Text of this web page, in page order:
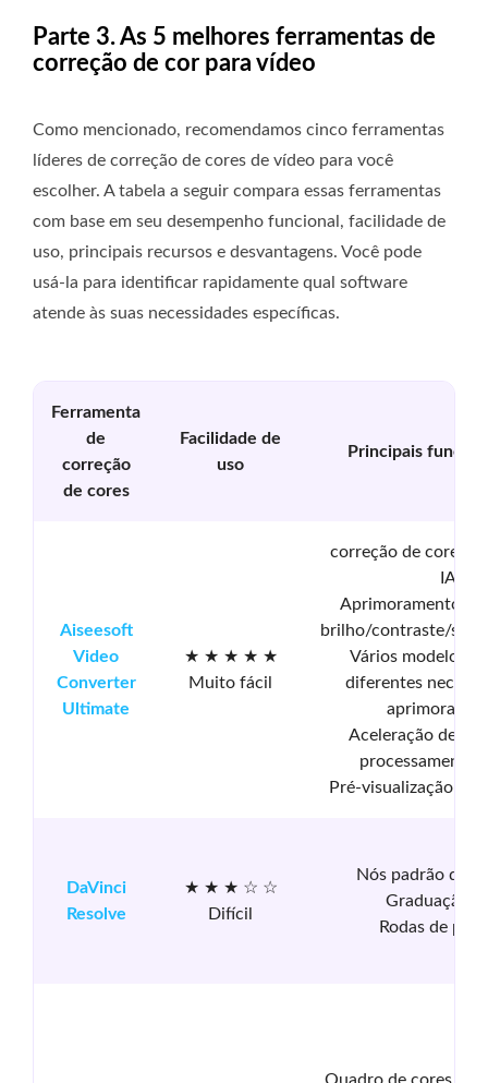
Parte 3. As 5 melhores ferramentas de
correção de cor para vídeo
Como mencionado, recomendamos cinco ferramentas
líderes de correção de cores de vídeo para você
escolher. A tabela a seguir compara essas ferramentas
com base em seu desempenho funcional, facilidade de
uso, principais recursos e desvantagens. Você pode
usá-la para identificar rapidamente qual software
atende às suas necessidades específicas.
Ferramenta
de
correção
de cores
Facilidade de
uso
Principais
Aiseesoft
Video
Converter
Ultimate
★ ★ ★ ★ ★
Muito fácil
correção de cores
IA
Aprimoramento
brilho/contraste/
Vários modelos
diferentes
Aceleração de
processamento
Pré-visualização em
DaVinci
Resolve
★ ★ ★ ☆ ☆
Difícil
Nós padrão da
Graduação
Rodas de